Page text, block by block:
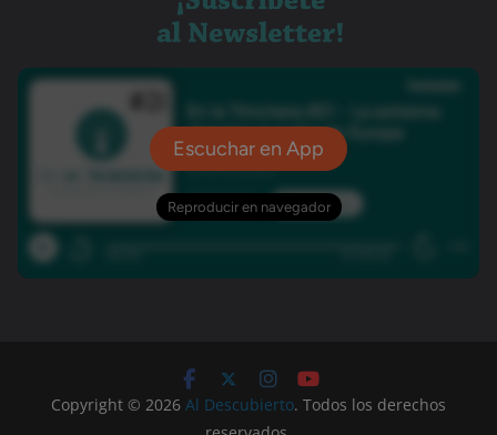
Copyright © 2026 Al Descubierto. Todos los derechos